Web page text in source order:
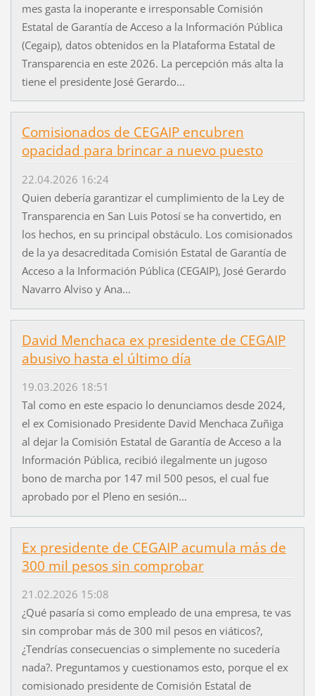
mes gasta la inoperante e irresponsable Comisión
Estatal de Garantía de Acceso a la Información Pública
(Cegaip), datos obtenidos en la Plataforma Estatal de
Transparencia en este 2026. La percepción más alta la
tiene el presidente José Gerardo...
Comisionados de CEGAIP encubren
opacidad para brincar a nuevo puesto
22.04.2026 16:24
Quien debería garantizar el cumplimiento de la Ley de
Transparencia en San Luis Potosí se ha convertido, en
los hechos, en su principal obstáculo. Los comisionados
de la ya desacreditada Comisión Estatal de Garantía de
Acceso a la Información Pública (CEGAIP), José Gerardo
Navarro Alviso y Ana...
David Menchaca ex presidente de CEGAIP
abusivo hasta el último día
19.03.2026 18:51
Tal como en este espacio lo denunciamos desde 2024,
el ex Comisionado Presidente David Menchaca Zuñiga
al dejar la Comisión Estatal de Garantía de Acceso a la
Información Pública, recibió ilegalmente un jugoso
bono de marcha por 147 mil 500 pesos, el cual fue
aprobado por el Pleno en sesión...
Ex presidente de CEGAIP acumula más de
300 mil pesos sin comprobar
21.02.2026 15:08
¿Qué pasaría si como empleado de una empresa, te vas
sin comprobar más de 300 mil pesos en viáticos?,
¿Tendrías consecuencias o simplemente no sucedería
nada?. Preguntamos y cuestionamos esto, porque el ex
comisionado presidente de Comisión Estatal de